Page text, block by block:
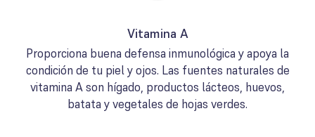
Vitamina A
Proporciona buena defensa inmunológica y apoya la
condición de tu piel y ojos. Las fuentes naturales de
vitamina A son hígado, productos lácteos, huevos,
batata y vegetales de hojas verdes.